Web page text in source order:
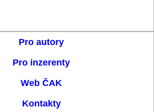
Pro autory
Pro inzerenty
Web ČAK
Kontakty